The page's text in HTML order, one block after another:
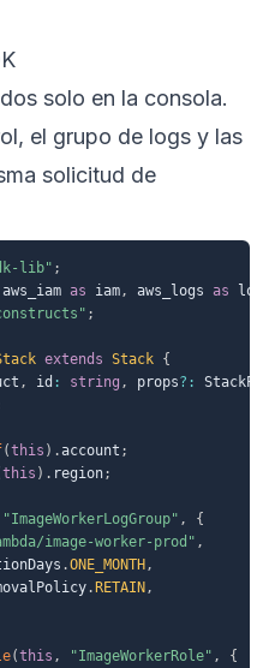
solo en la consola.
el grupo de logs y las
solicitud de
lib" ;
aws_iam as iam, aws_logs as
;
extends Stack {
, id : string , props? :
(this ) .account ;
this ) . region;
"ImageWorkerLogGroup" ,
{
image-worker-prod" ,
.ONE_MONTH ,
. RETAIN ,
(this , "ImageWorkerRole" ,
{